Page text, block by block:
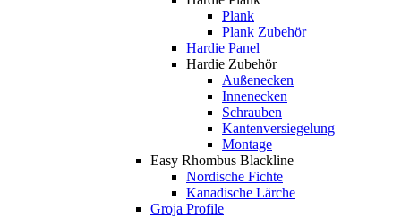
Plank
Plank Zubehör
Hardie Panel
Hardie Zubehör
Außenecken
Innenecken
Schrauben
Kantenversiegelung
Montage
Easy Rhombus Blackline
Nordische Fichte
Kanadische Lärche
Groja Profile